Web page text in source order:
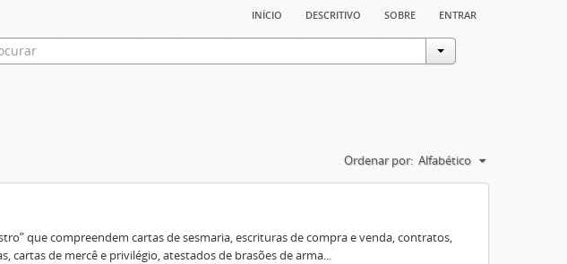
início descritivo sobre entrar
Ordenar por: Alfabético
que compreendem cartas de sesmaria, escrituras de compra e venda, contratos,
cartas de mercê e privilégio, atestados de brasões de arma...